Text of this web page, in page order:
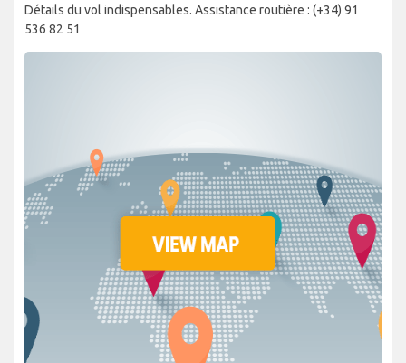
Détails du vol indispensables. Assistance routière : (+34) 91
536 82 51